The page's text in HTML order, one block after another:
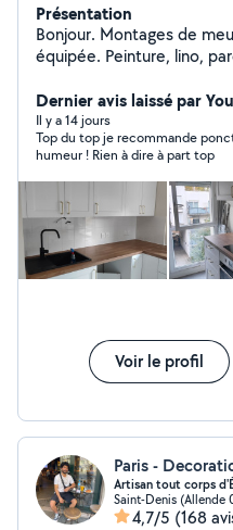
Présentation
Bonjour. Montages de
équipée. Peinture, lino,
soigneux...
Dernier avis laissé par
Il y a 14 jours
Top du top je recommande
humeur ! Rien à dire à part top
Voir le profil
Paris -
Artisan tout corps
Saint-Denis (Allende
4,7/5 (168